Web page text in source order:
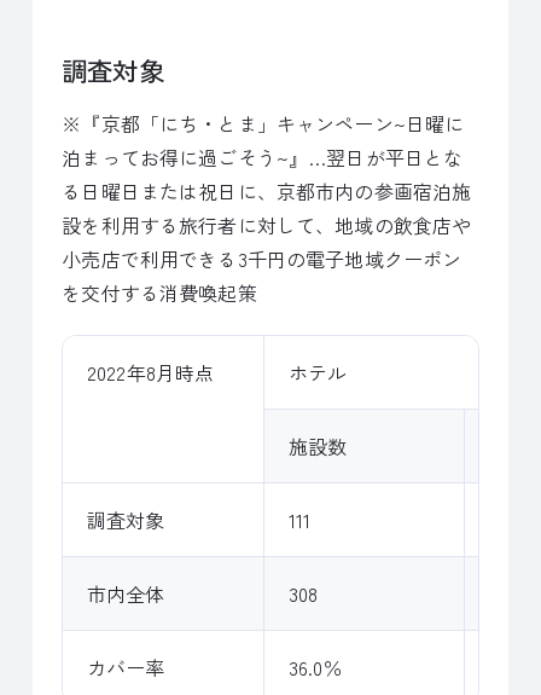
調査対象
※『京都「にち・とま」キャンペーン~日曜に
泊まってお得に過ごそう~』…翌日が平日とな
る日曜日または祝日に、京都市内の参画宿泊施
設を利用する旅行者に対して、地域の飲食店や
小売店で利用できる3千円の電子地域クーポン
を交付する消費喚起策
2022年8月時点 ホテル
施設数
調査対象 111
市内全体 308
カバー率 36.0％